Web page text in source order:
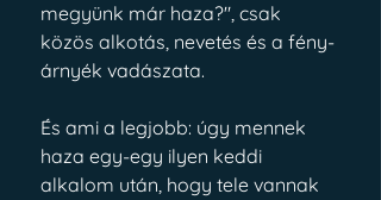
megyünk már haza?", csak
közös alkotás, nevetés és a fény-
árnyék vadászata.
És ami a legjobb: úgy mennek
haza egy-egy ilyen keddi
alkalom után, hogy tele vannak